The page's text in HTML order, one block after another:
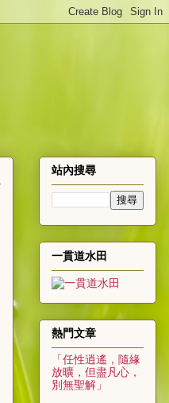
站內搜尋
一貫道水田
熱門文章
「任性逍遙，隨緣
放曠，但盡凡心，
別無聖解」